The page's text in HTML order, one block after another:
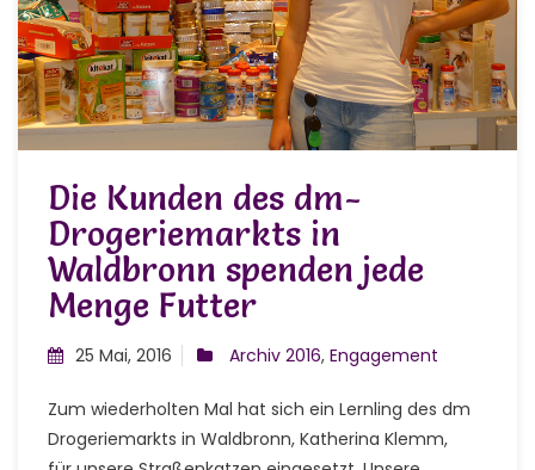
Die Kunden des dm-
Drogeriemarkts in
Waldbronn spenden jede
Menge Futter
25 Mai, 2016 Archiv 2016, Engagement
Zum wiederholten Mal hat sich ein Lernling des dm
Drogeriemarkts in Waldbronn, Katherina Klemm,